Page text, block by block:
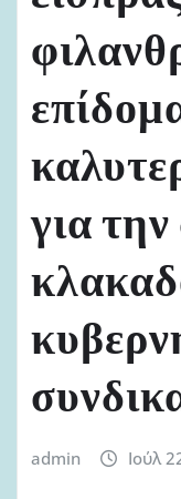
για
admin Ιούλ